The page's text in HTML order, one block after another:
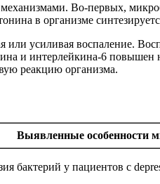
Во-первых,
в организме
усиливая воспаление.
и интерлейкина-6
реакцию организма.
Выявленные особенности
бактерий у пациентов с